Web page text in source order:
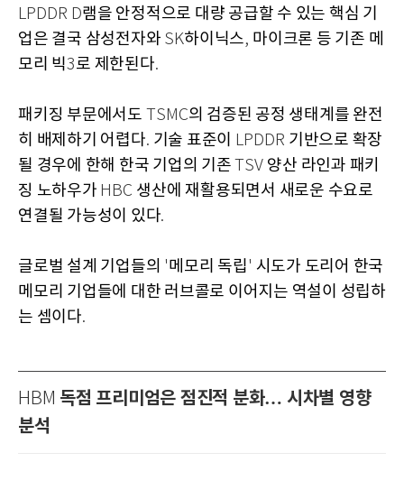
LPDDR D램을 안정적으로 대량 공급할 수 있는 핵심 기
업은 결국 삼성전자와 SK하이닉스, 마이크론 등 기존 메
모리 빅3로 제한된다.
패키징 부문에서도 TSMC의 검증된 공정 생태계를 완전
히 배제하기 어렵다. 기술 표준이 LPDDR 기반으로 확장
될 경우에 한해 한국 기업의 기존TSV 양산 라인과 패키
징 노하우가 HBC 생산에 재활용되면서 새로운 수요로
연결될 가능성이 있다.
글로벌 설계 기업들의 '메모리 독립 ' 시도가 도리어 한국
메모리 기업들에 대한 러브콜로 이어지는 역설이 성립하
는 셈이다.
HBM 독점 프리미엄은 점진적 분화… 시차별 영향
분석